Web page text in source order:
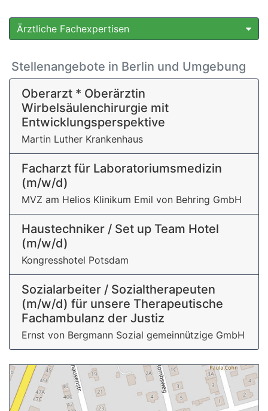
Ärztliche Fachexpertisen
Stellenangebote in Berlin und Umgebung
Oberarzt * Oberärztin
Wirbelsäulenchirurgie mit
Entwicklungsperspektive
Martin Luther Krankenhaus
Facharzt für Laboratoriumsmedizin
(m/w/d)
MVZ am Helios Klinikum Emil von Behring GmbH
Haustechniker / Set up Team Hotel
(m/w/d)
Kongresshotel Potsdam
Sozialarbeiter / Sozialtherapeuten
(m/w/d) für unsere Therapeutische
Fachambulanz der Justiz
Ernst von Bergmann Sozial gemeinnützige GmbH